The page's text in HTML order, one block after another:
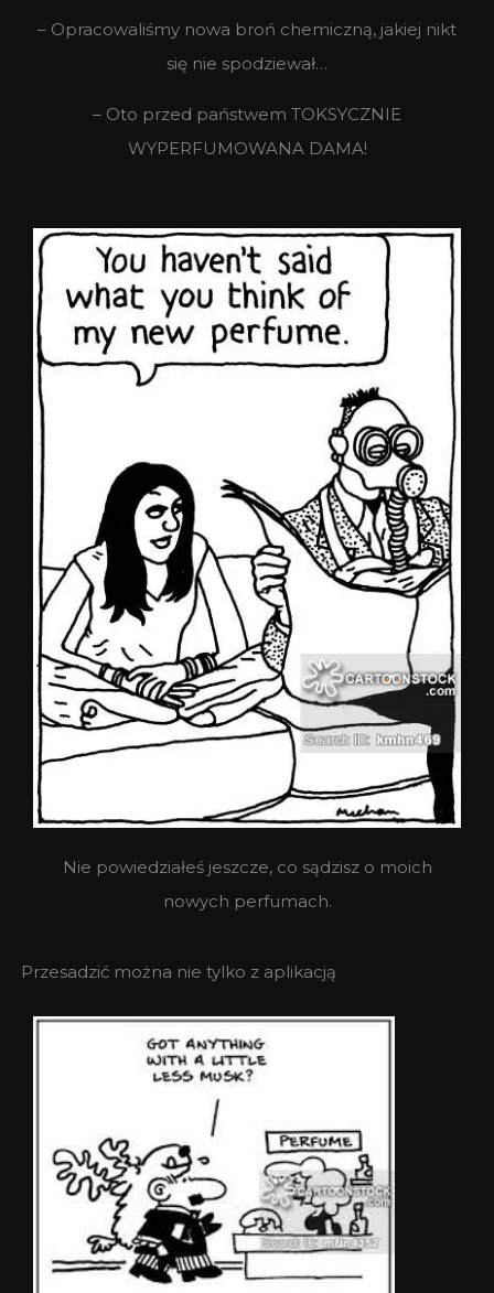
– Opracowaliśmy nowa broń chemiczną, jakiej nikt
się nie spodziewał…
– Oto przed państwem TOKSYCZNIE
WYPERFUMOWANA DAMA!
Nie powiedziałeś jeszcze, co sądzisz o moich
nowych perfumach.
Przesadzić można nie tylko z aplikacją